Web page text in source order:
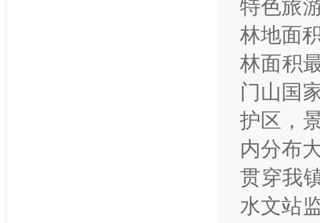
林地面
林面积
门山国
护区，
内分布
贯穿我
水文站